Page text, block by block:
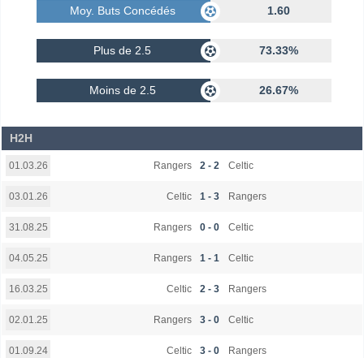
Moy. Buts Concédés 1.60
Plus de 2.5 73.33%
Moins de 2.5 26.67%
H2H
01.03.26 Rangers 2 - 2 Celtic
03.01.26 Celtic 1 - 3 Rangers
31.08.25 Rangers 0 - 0 Celtic
04.05.25 Rangers 1 - 1 Celtic
16.03.25 Celtic 2 - 3 Rangers
02.01.25 Rangers 3 - 0 Celtic
01.09.24 Celtic 3 - 0 Rangers